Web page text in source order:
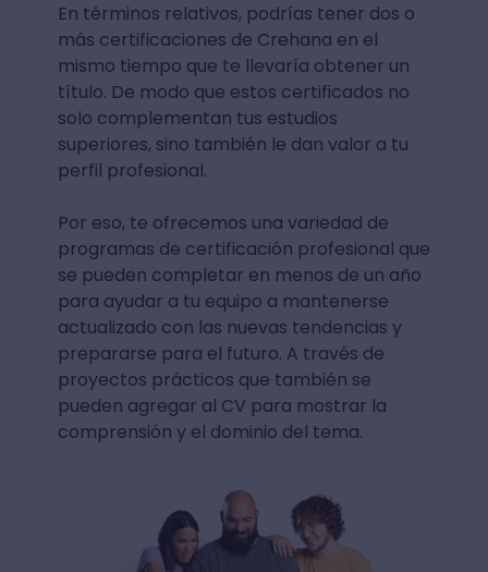
En términos relativos, podrías tener dos o
más certificaciones de Crehana en el
mismo tiempo que te llevaría obtener un
título. De modo que estos certificados no
solo complementan tus estudios
superiores, sino también le dan valor a tu
perfil profesional.
Por eso, te ofrecemos una variedad de
programas de certificación profesional que
se pueden completar en menos de un año
para ayudar a tu equipo a mantenerse
actualizado con las nuevas tendencias y
prepararse para el futuro. A través de
proyectos prácticos que también se
pueden agregar al CV para mostrar la
comprensión y el dominio del tema.